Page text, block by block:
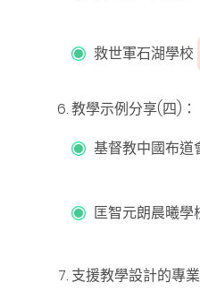
救世軍石湖學校
教學示例分享(四)：
基督教中國布道
匡智元朗晨曦學
支援教學設計的專